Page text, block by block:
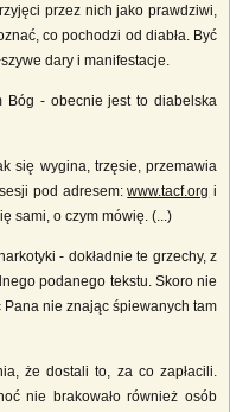
przez nich jako prawdziwi,
co pochodzi od diabła. Być
dary i manifestacje.
Bóg - obecnie jest to diabelska
się wygina, trzęsie, przemawia
pod adresem:www.tacf.org i
sami, o czym mówię. (...)
- dokładnie te grzechy, z
podanego tekstu. Skoro nie
Pana nie znając śpiewanych tam
że dostali to, za co zapłacili.
nie brakowało również osób